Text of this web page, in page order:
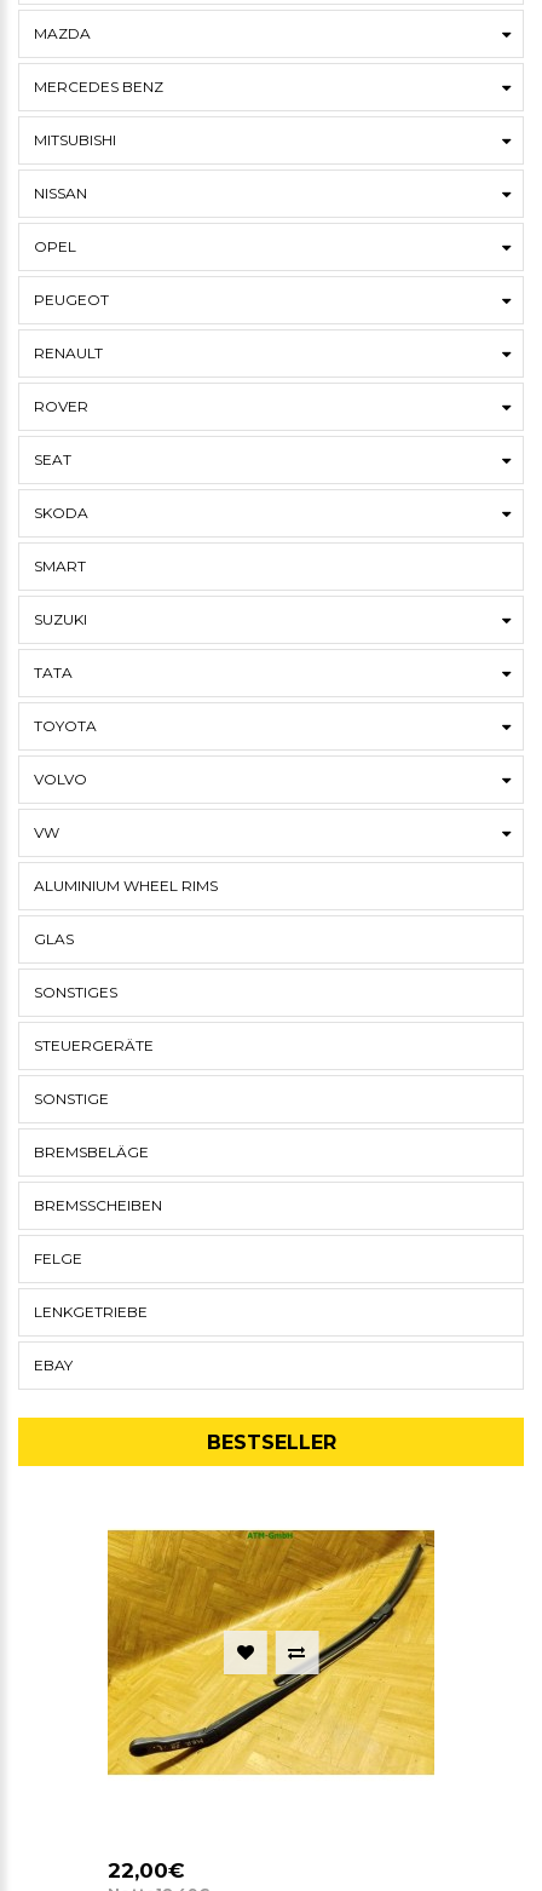
MAZDA
MERCEDES BENZ
MITSUBISHI
NISSAN
OPEL
PEUGEOT
RENAULT
ROVER
SEAT
SKODA
SMART
SUZUKI
TATA
TOYOTA
VOLVO
VW
ALUMINIUM WHEEL RIMS
GLAS
SONSTIGES
STEUERGERÄTE
SONSTIGE
BREMSBELÄGE
BREMSSCHEIBEN
FELGE
LENKGETRIEBE
EBAY
BESTSELLER
22,00€